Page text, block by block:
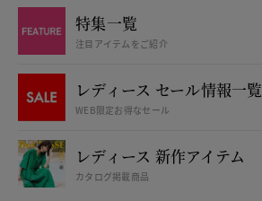
特集一覧
注目アイテムをご紹介
レディース セール情報一覧
WEB限定お得なセール
レディース 新作アイテム
カタログ掲載商品